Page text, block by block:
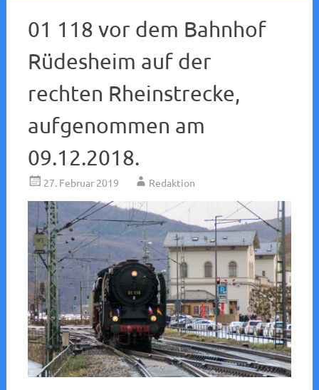
01 118 vor dem Bahnhof
Rüdesheim auf der
rechten Rheinstrecke,
aufgenommen am
09.12.2018.
27. Februar 2019 Redaktion